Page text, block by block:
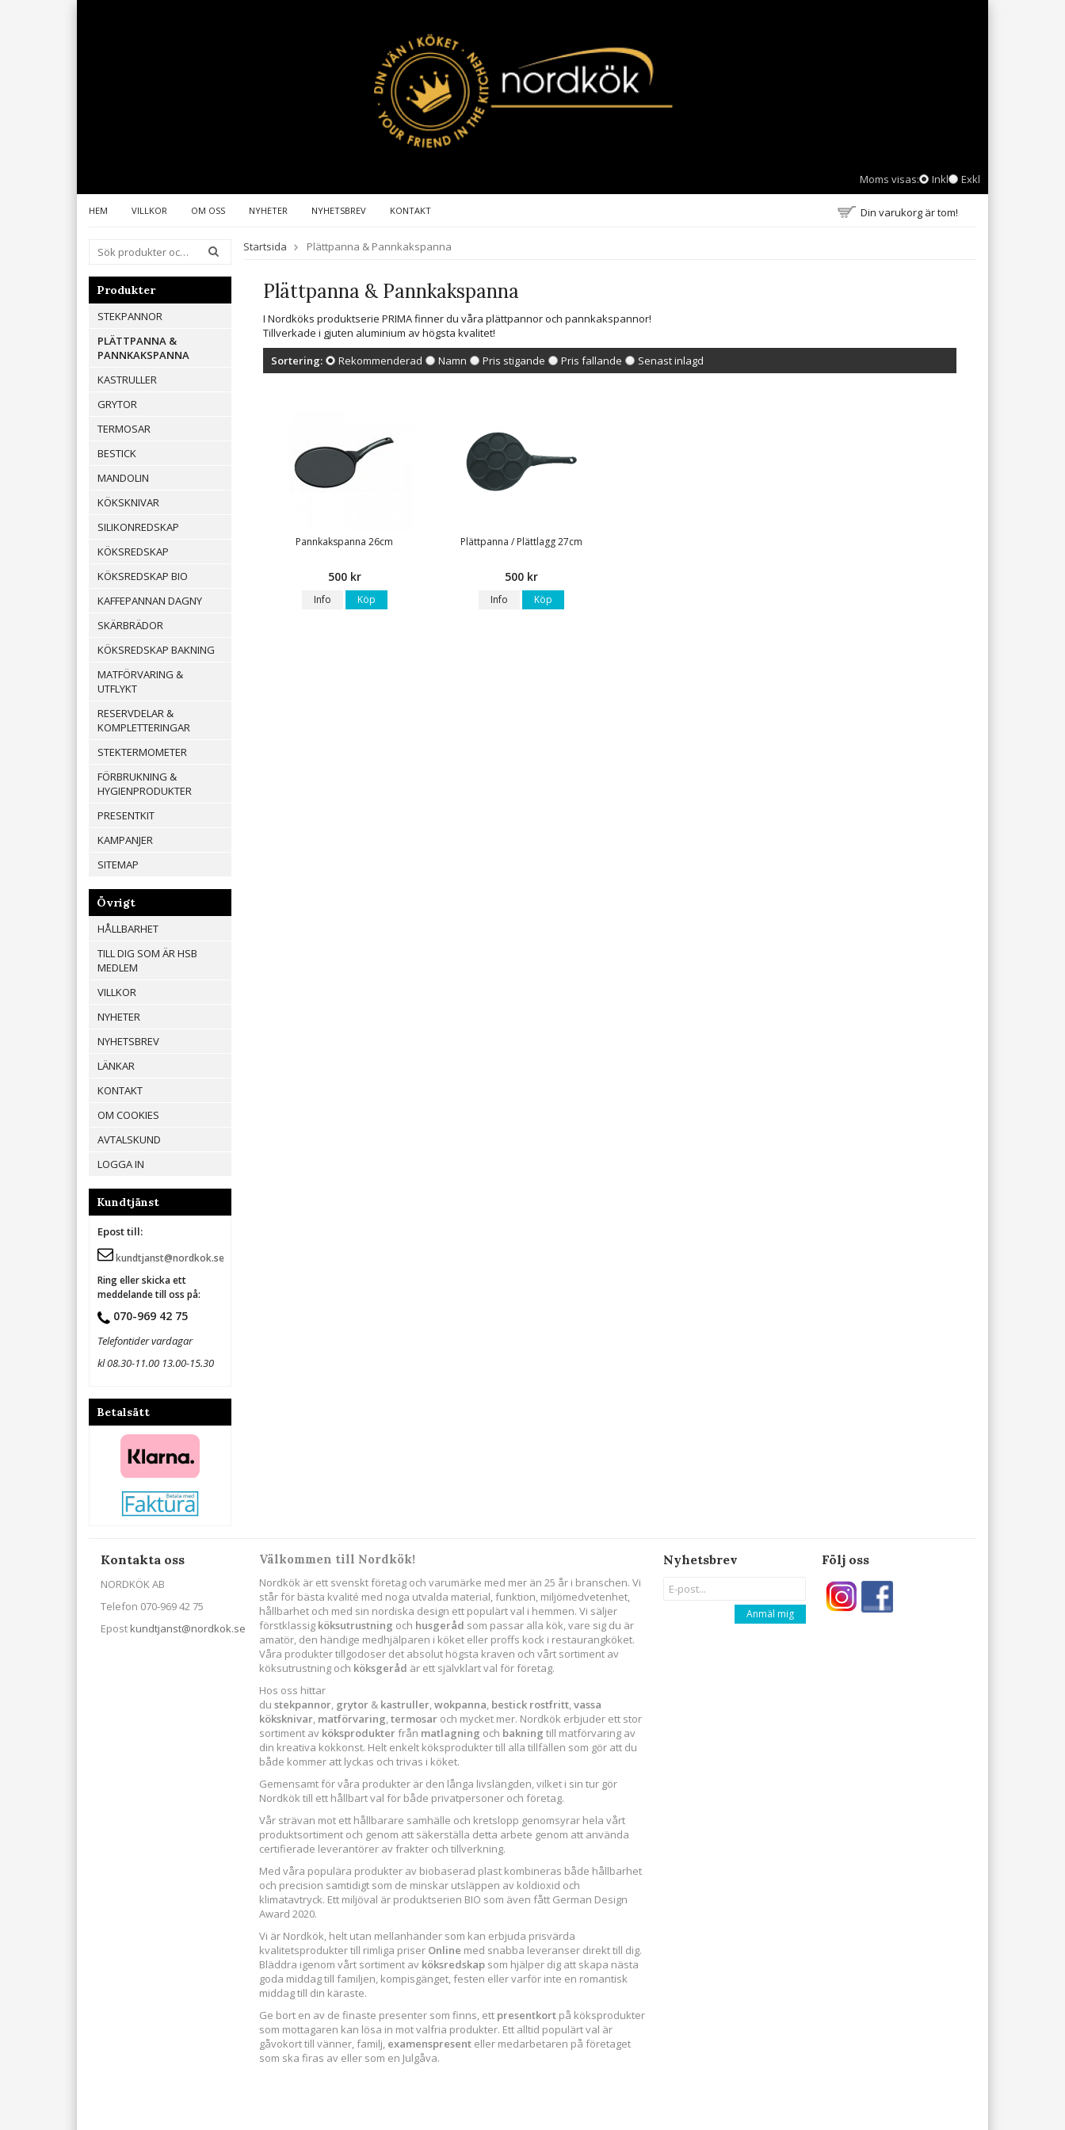
Moms visas: Inkl Exkl
HEM VILLKOR OM OSS NYHETER NYHETSBREV KONTAKT Din varukorg är tom!
Produkter
STEKPANNOR
PLÄTTPANNA &
PANNKAKSPANNA
KASTRULLER
GRYTOR
TERMOSAR
BESTICK
MANDOLIN
KÖKSKNIVAR
SILIKONREDSKAP
KÖKSREDSKAP
KÖKSREDSKAP BIO
KAFFEPANNAN DAGNY
SKÄRBRÄDOR
KÖKSREDSKAP BAKNING
MATFÖRVARING &
UTFLYKT
RESERVDELAR &
KOMPLETTERINGAR
STEKTERMOMETER
FÖRBRUKNING &
HYGIENPRODUKTER
PRESENTKIT
KAMPANJER
SITEMAP
Övrigt
HÅLLBARHET
TILL DIG SOM ÄR HSB
MEDLEM
VILLKOR
NYHETER
NYHETSBREV
LÄNKAR
KONTAKT
OM COOKIES
AVTALSKUND
LOGGA IN
Kundtjänst
Epost till:
kundtjanst@nordkok.se
Ring eller skicka ett
meddelande till oss på:
070-969 42 75
Telefontider vardagar
kl 08.30-11.00 13.00-15.30
Betalsätt
Startsida Plättpanna & Pannkakspanna
Plättpanna & Pannkakspanna
I Nordköks produktserie PRIMA finner du våra plättpannor och pannkakspannor!
Tillverkade i gjuten aluminium av högsta kvalitet!
Sortering:
Rekommenderad Namn Pris stigande Pris fallande Senast inlagd
Pannkakspanna 26cm
500 kr
Info Köp
Plättpanna / Plättlagg 27cm
500 kr
Info Köp
Kontakta oss
NORDKÖK AB
Telefon 070-969 42 75
Epost kundtjanst@nordkok.se
Följ oss
Nyhetsbrev
Anmäl mig
Välkommen till Nordkök!
Nordkök är ett svenskt företag och varumärke med mer än 25 år i branschen. Vi
står för bästa kvalité med noga utvalda material, funktion, miljömedvetenhet,
hållbarhet och med sin nordiska design ett populärt val i hemmen. Vi säljer
förstklassig köksutrustning och husgeråd som passar alla kök, vare sig du är
amatör, den händige medhjälparen i köket eller proffs kock i restaurangköket.
Våra produkter tillgodoser det absolut högsta kraven och vårt sortiment av
köksutrustning och köksgeråd är ett självklart val för företag.
Hos oss hittar
du stekpannor, grytor & kastruller,wokpanna, bestick rostfritt,vassa
köksknivar, matförvaring,termosar och mycket mer. Nordkök erbjuder ett stor
sortiment av köksprodukterfrån matlagning och bakning till matförvaring av
din kreativa kokkonst. Helt enkelt köksprodukter till alla tillfällen som gör att du
både kommer att lyckas och trivas i köket.
Gemensamt för våra produkter är den långa livslängden, vilket i sin tur gör
Nordkök till ett hållbart val för både privatpersoner och företag.
Vår strävan mot ett hållbarare samhälle och kretslopp genomsyrar hela vårt
produktsortiment och genom att säkerställa detta arbete genom att använda
certifierade leverantörer av frakter och tillverkning.
Med våra populära produkter av biobaserad plast kombineras både hållbarhet
och precision samtidigt som de minskar utsläppen av koldioxid och
klimatavtryck. Ett miljöval är produktserien BIO som även fått German Design
Award 2020.
Vi är Nordkök, helt utan mellanhänder som kan erbjuda prisvärda
kvalitetsprodukter till rimliga priser Online med snabba leveranser direkt till dig.
Bläddra igenom vårt sortiment av köksredskap som hjälper dig att skapa nästa
goda middag till familjen, kompisgänget, festen eller varför inte en romantisk
middag till din käraste.
Ge bort en av de finaste presenter som finns, ett presentkort på köksprodukter
som mottagaren kan lösa in mot valfria produkter. Ett alltid populärt val är
gåvokort till vänner, familj, examenspresent eller medarbetaren på företaget
som ska firas av eller som en Julgåva.